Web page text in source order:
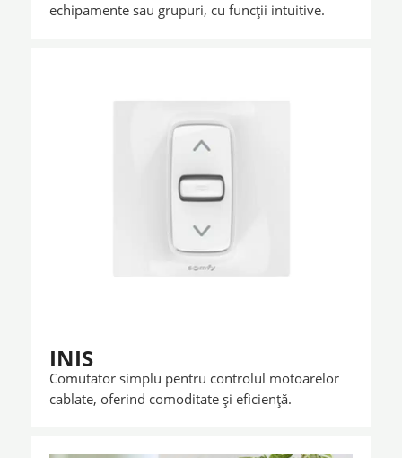
echipamente sau grupuri, cu funcții intuitive.
INIS
Comutator simplu pentru controlul motoarelor
cablate, oferind comoditate și eficiență.